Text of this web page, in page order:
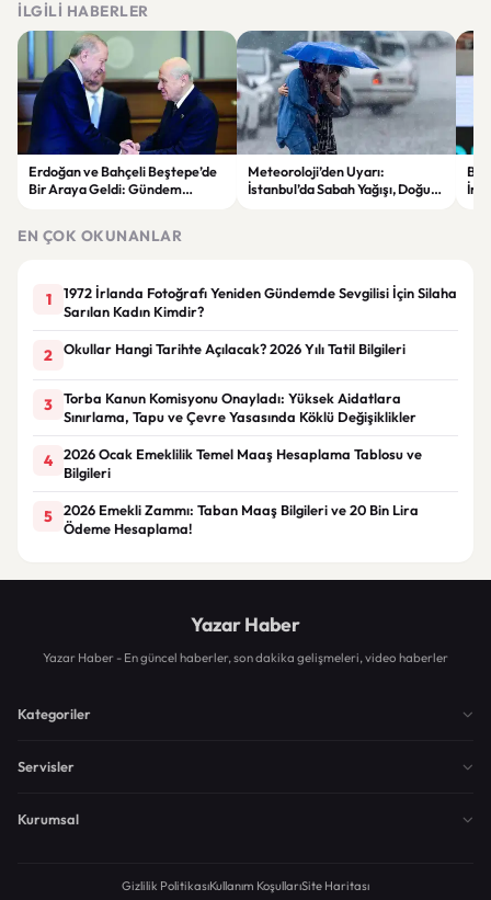
İLGILI HABERLER
Erdoğan ve Bahçeli Beştepe’de
Bir Araya Geldi: Gündem
Meteoroloji’den Uyarı:
İstanbul’da Sabah Yağışı, Doğu
EN ÇOK OKUNANLAR
1
1972 İrlanda Fotoğrafı Yeniden Gündemde Sevgilisi İçin Silaha
Sarılan Kadın Kimdir?
2 Okullar Hangi Tarihte Açılacak? 2026 Yılı Tatil Bilgileri
3
Torba Kanun Komisyonu Onayladı: Yüksek Aidatlara
Sınırlama, Tapu ve Çevre Yasasında Köklü Değişiklikler
4
2026 Ocak Emeklilik Temel Maaş Hesaplama Tablosu ve
Bilgileri
5
2026 Emekli Zammı: Taban Maaş Bilgileri ve 20 Bin Lira
Ödeme Hesaplama!
Yazar Haber
Yazar Haber - En güncel haberler, son dakika gelişmeleri, video haberler
Kategoriler
Servisler
Kurumsal
Gizlilik PolitikasıKullanım KoşullarıSite Haritası